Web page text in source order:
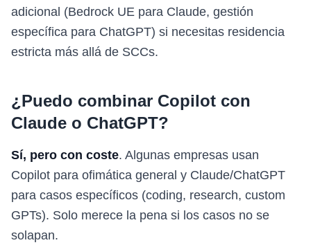
adicional (Bedrock UE para Claude, gestión
específica para ChatGPT) si necesitas residencia
estricta más allá de SCCs.
¿Puedo combinar Copilot con
Claude o ChatGPT?
Sí, pero con coste. Algunas empresas usan
Copilot para ofimática general y Claude/ChatGPT
para casos específicos (coding, research, custom
GPTs). Solo merece la pena si los casos no se
solapan.